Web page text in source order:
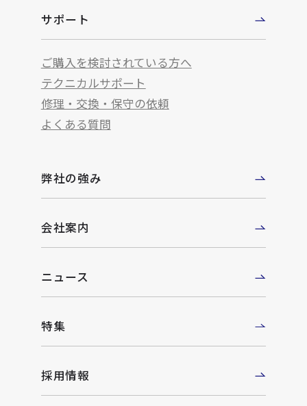
サポート
ご購入を検討されている方へ
テクニカルサポート
修理・交換・保守の依頼
よくある質問
弊社の強み
会社案内
ニュース
特集
採用情報